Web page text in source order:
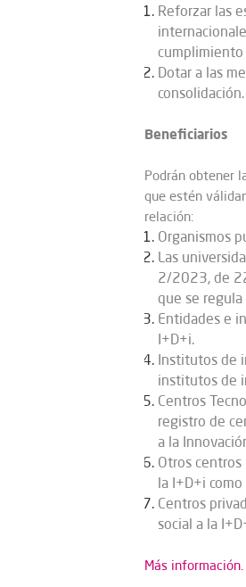
Reforzar las
cumplimiento
Dotar a las
consolidación.
Beneficiarios
Podrán obtener
que estén
relación:
Organismos
Las
2/2023, de
que se
Entidades e
I+D+i.
Institutos de
institutos de
Centros
registro de
a la
Otros
la I+D+i
Centros
social a la
Más información.